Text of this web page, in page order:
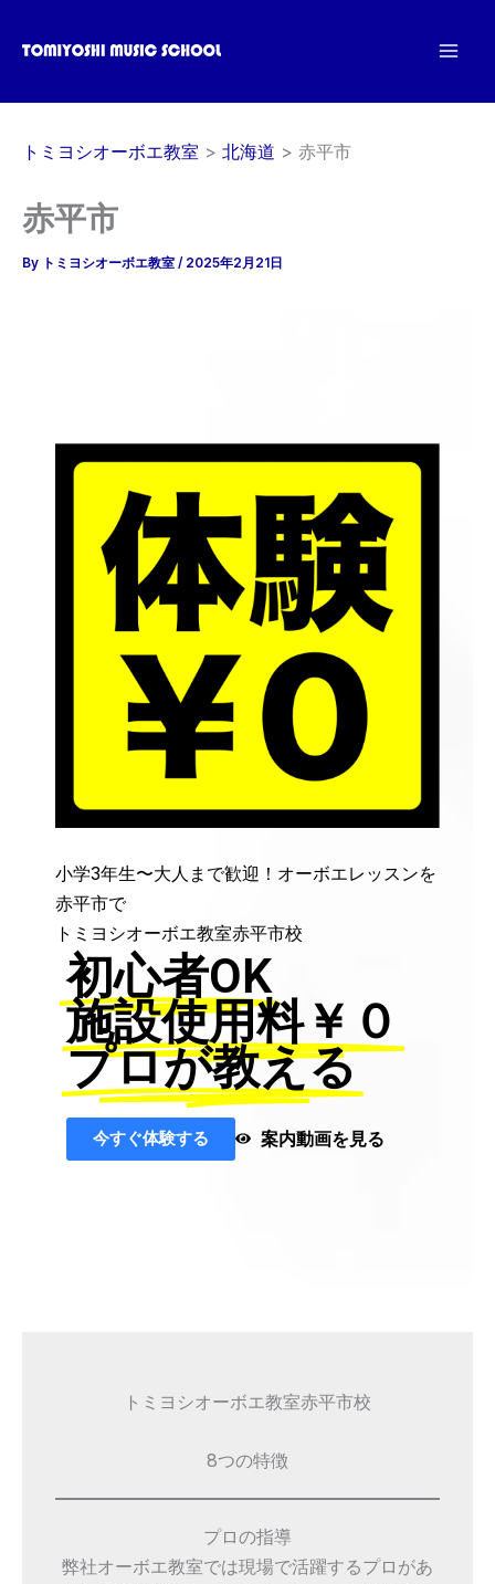
ス
トミヨシオーボエ教室 北海道 赤平市
赤平市
By トミヨシオーボエ教室 / 2025年2月21日
小学3年生〜大人まで歓迎！オーボエレッスンを
赤平市で
トミヨシオーボエ教室赤平市校
初心者OK
施設使用料￥０
プロが教える
今すぐ体験する 案内動画を見る
トミヨシオーボエ教室赤平市校
8つの特徴
プロの指導
弊社オーボエ教室では現場で活躍するプロがあ